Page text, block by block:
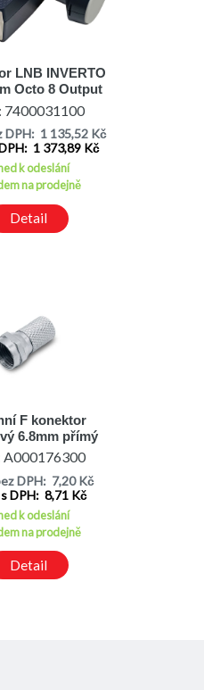
LNB INVERTO
Octo 8 Output
PLL univerzální
0,1dB
7400031100
DPH: 1 135,52 Kč
1 373,89 Kč
k odeslání
na prodejně
Detail
F konektor
6.8mm přímý
Zircon
A000176300
DPH: 7,20 Kč
DPH: 8,71 Kč
k odeslání
na prodejně
Detail